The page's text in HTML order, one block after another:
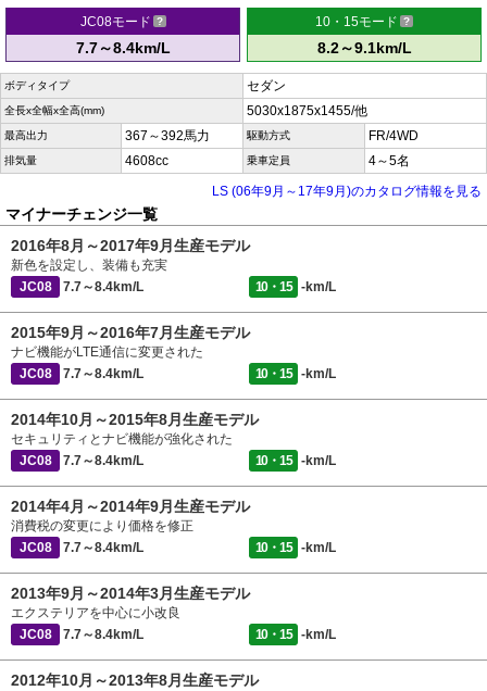
JC08モード
7.7～8.4km/L
10・15モード
8.2～9.1km/L
ボディタイプ セダン
全長x全幅x全高(mm) 5030x1875x1455/他
最高出力 367～392馬力 駆動方式 FR/4WD
排気量 4608cc 乗車定員
4～5名
LS (06年9月～17年9月)のカタログ情報を見る
マイナーチェンジ一覧
2016年8月～2017年9月生産モデル
新色を設定し、装備も充実
JC08
7.7～8.4km/L 10・15 -km/L
2015年9月～2016年7月生産モデル
ナビ機能がLTE通信に変更された
JC08
7.7～8.4km/L 10・15 -km/L
2014年10月～2015年8月生産モデル
セキュリティとナビ機能が強化された
JC08
7.7～8.4km/L 10・15 -km/L
2014年4月～2014年9月生産モデル
消費税の変更により価格を修正
JC08
7.7～8.4km/L 10・15 -km/L
2013年9月～2014年3月生産モデル
エクステリアを中心に小改良
JC08
7.7～8.4km/L 10・15 -km/L
2012年10月～2013年8月生産モデル